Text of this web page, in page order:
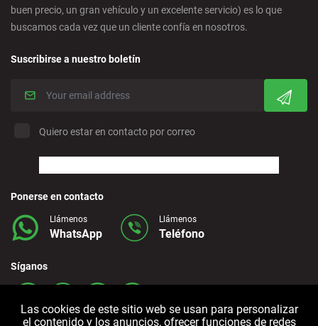
Corralejo - Fuerteventura
Marbella - Estepona
Finestrat - Playa
Fuerteventura - Aeropuerto
Granada - Centro
Granada - Downtown
buen precio, un gran vehículo y un excelente servicio) es lo que
buscamos cada vez que un cliente confía en nosotros.
Suscribirse a nuestro boletín
Quiero estar en contacto por correo
Ponerse en contacto
Llámenos
WhatsApp
Llámenos
Teléfono
Síganos
Las cookies de este sitio web se usan para personalizar
el contenido y los anuncios, ofrecer funciones de redes